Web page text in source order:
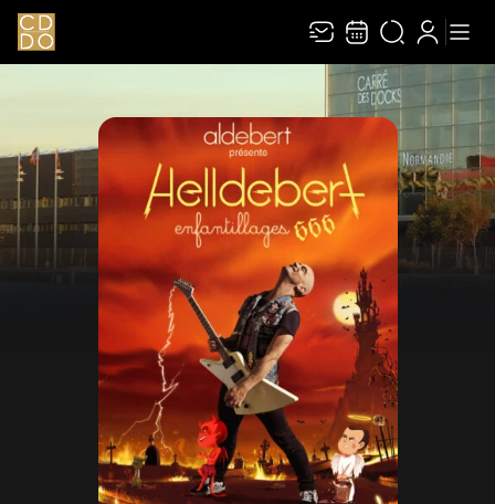
Recevez toute l’actualité en vous abonnant à
notre newsletter :
ENVOYER
Rivaj Group traite votre adresse électronique pour la gestion de votre
abonnement à la newsletter de
Le Carré des Docks / Docks Océane
pouvez retirer votre consentement à tout moment. Pour en savoir plus,
consultez notre
politique de protection des données